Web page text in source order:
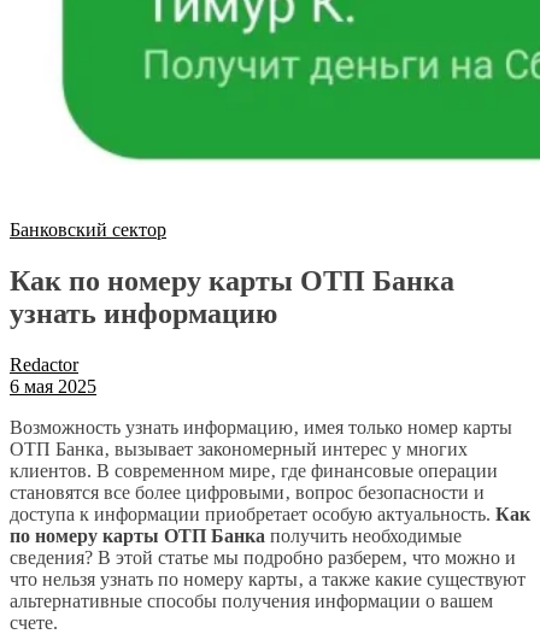
Банковский сектор
Как по номеру карты ОТП Банка
узнать информацию
Redactor
6 мая 2025
Возможность узнать информацию‚ имея только номер карты
ОТП Банка‚ вызывает закономерный интерес у многих
клиентов. В современном мире‚ где финансовые операции
становятся все более цифровыми‚ вопрос безопасности и
доступа к информации приобретает особую актуальность. Как
по номеру карты ОТП Банка получить необходимые
сведения? В этой статье мы подробно разберем‚ что можно и
что нельзя узнать по номеру карты‚ а также какие существуют
альтернативные способы получения информации о вашем
счете.